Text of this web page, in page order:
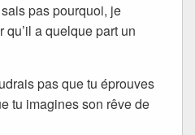
pas pourquoi, je
qu’il a quelque part un
pas que tu éprouves
tu imagines son rêve de